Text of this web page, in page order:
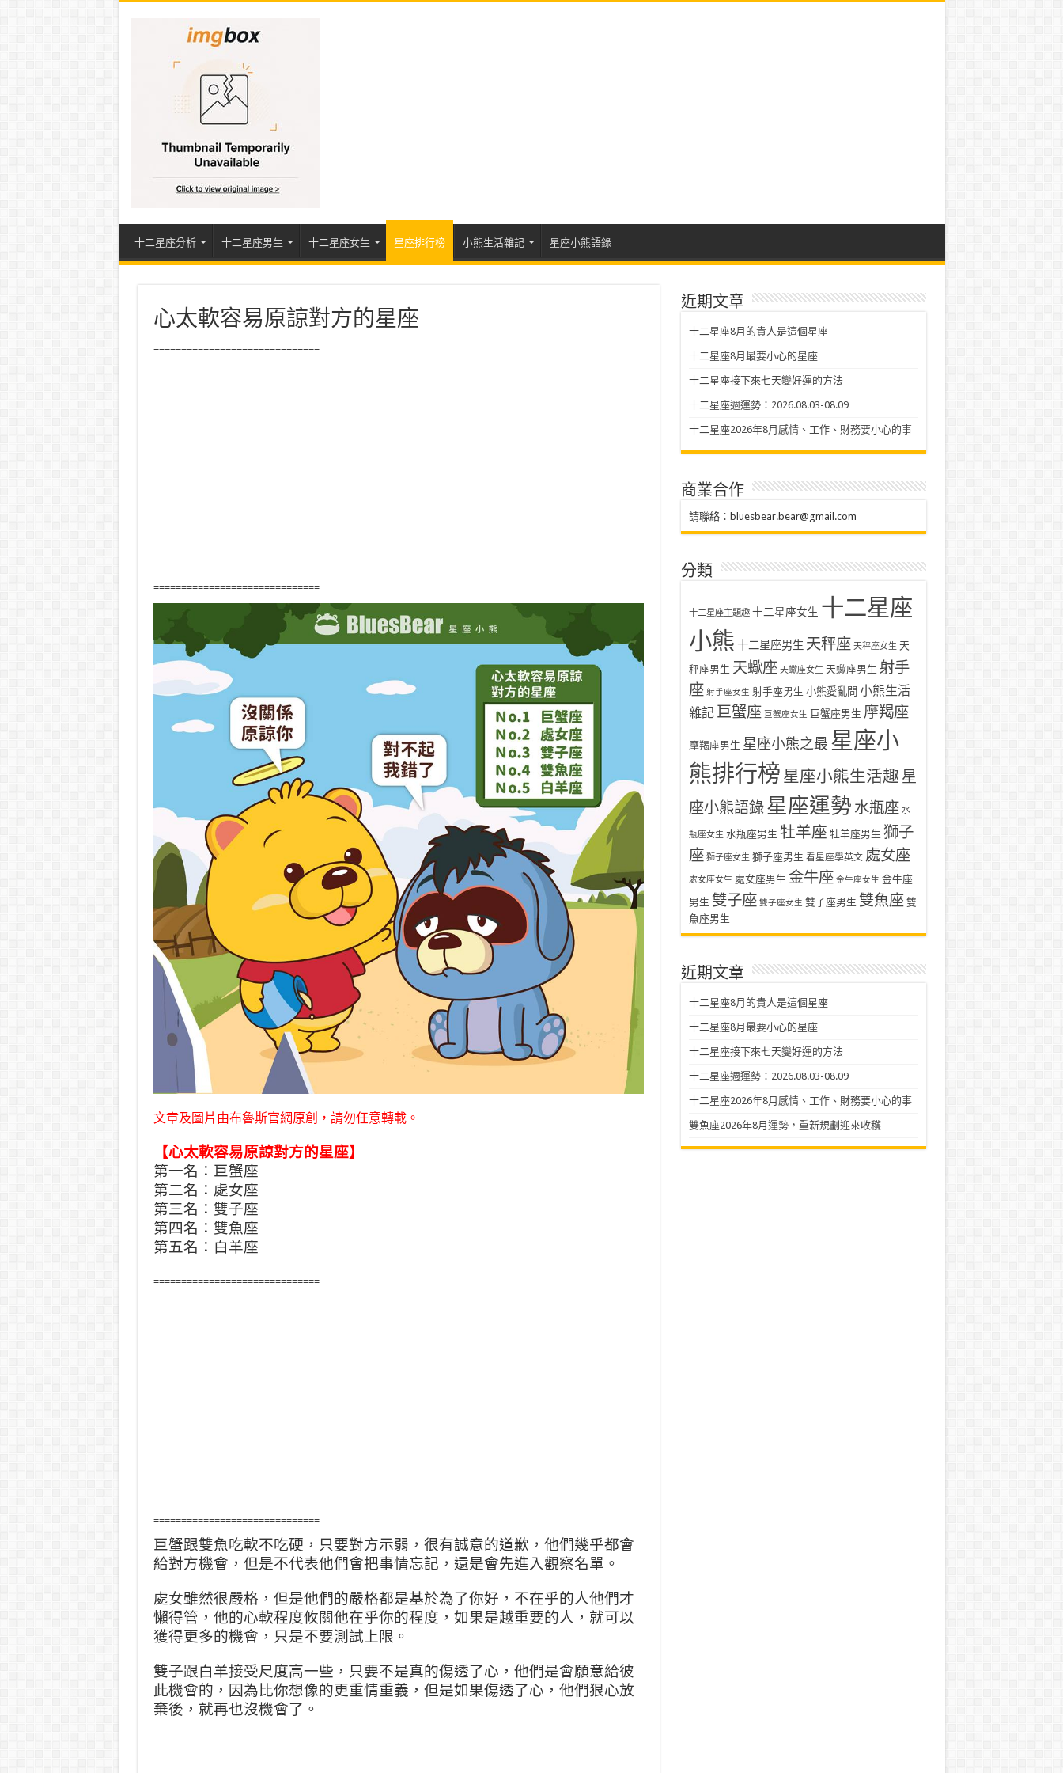
十二星座分析 十二星座男生 十二星座女生 星座排行榜 小熊生活雜記 星座小熊語錄
心太軟容易原諒對方的星座
==============================
==============================
文章及圖片由布魯斯官網原創，請勿任意轉載。
【心太軟容易原諒對方的星座】
第一名：巨蟹座
第二名：處女座
第三名：雙子座
第四名：雙魚座
第五名：白羊座
==============================
==============================
巨蟹跟雙魚吃軟不吃硬，只要對方示弱，很有誠意的道歉， 他們幾乎都會
給對方機會，但是不代表他們會把事情忘記， 還是會先進入觀察名單。
處女雖然很嚴格，但是他們的嚴格都是基於為了你好，不在乎的人他們才
懶得管，他的心軟程度攸關他在乎你的程度， 如果是越重要的人，就可以
獲得更多的機會，只是不要測試 上限。
雙子跟白羊接受尺度高一些，只要不是真的傷透了心，他們是會願意給彼
此機會的，因為比你想像的更重情重義，但是如果傷透了心，他們狠心放
棄後，就再也沒機會了。
近期文章
十二星座8月的貴人是這個星座
十二星座8月最要小心的星座
十二星座接下來七天變好運的方法
十二星座週運勢：2026.08.03-08.09
十二星座2026年8月感情、工作、財務要小心的事
商業合作
請聯絡： bluesbear.bear@gmail.com
分類
十二星座主題趣 十二星座女生 十二星座
小熊 十二星座男生 天秤座 天秤座女生 天
秤座男生 天蠍座 天蠍座女生 天蠍座男生 射手
座 射手座女生 射手座男生 小熊愛亂問 小熊生活
雜記 巨蟹座 巨蟹座女生 巨蟹座男生 摩羯座
摩羯座男生 星座小熊之最 星座小
熊排行榜 星座小熊生活趣 星
座小熊語錄星座運勢 水瓶座 水
瓶座女生 水瓶座男生 牡羊座 牡羊座男生 獅子
座 獅子座女生 獅子座男生 看星座學英文 處女座
處女座女生 處女座男生 金牛座 金牛座女生 金牛座
男生 雙子座 雙子座女生 雙子座男生 雙魚座 雙
魚座男生
近期文章
十二星座8月的貴人是這個星座
十二星座8月最要小心的星座
十二星座接下來七天變好運的方法
十二星座週運勢：2026.08.03-08.09
十二星座2026年8月感情、工作、財務要小心的事
雙魚座2026年8月運勢，重新規劃迎來收穫